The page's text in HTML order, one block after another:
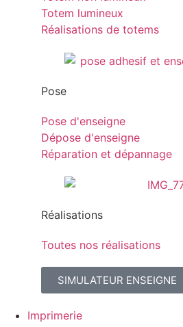
Totem lumineux
Réalisations de totems
Pose
Pose d'enseigne
Dépose d'enseigne
Réparation et dépannage
Réalisations
Toutes nos réalisations
SIMULATEUR ENSEIGNE
Imprimerie